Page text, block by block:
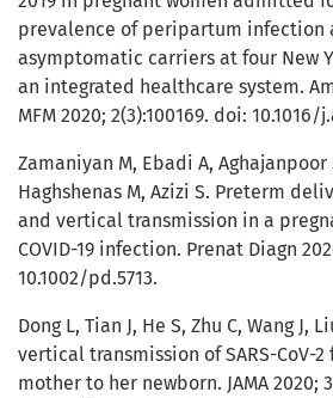
prevalence of peripartum infection
asymptomatic carriers at four New
an integrated healthcare system.
MFM 2020; 2(3):100169. doi: 10.1016/
Zamaniyan M, Ebadi A, Aghajanpoor
Haghshenas M, Azizi S. Preterm
and vertical transmission in a
COVID-19 infection. Prenat Diagn
10.1002/pd.5713.
Dong L, Tian J, He S, Zhu C, Wang J,
vertical transmission of SARS-CoV-
mother to her newborn. JAMA 2020;